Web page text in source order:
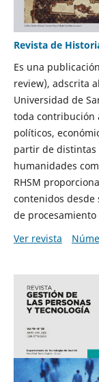
Revista de
Es una
review), adscrita
Universidad de
toda contribución
políticos,
partir de distintas
humanidades
RHSM
contenidos desde
de
Ver revista